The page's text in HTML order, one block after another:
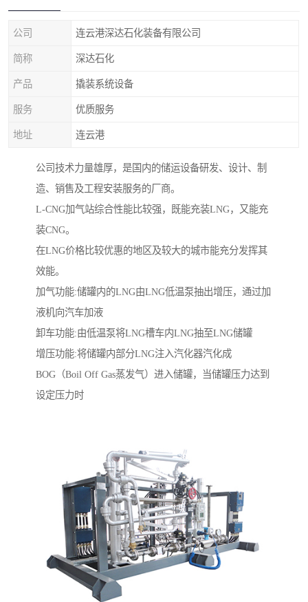
公司 连云港深达石化装备有限公司
简称 深达石化
产品 撬装系统设备
服务 优质服务
地址 连云港
公司技术力量雄厚，是国内的储运设备研发、设计、制
造、销售及工程安装服务的厂商。
L-CNG加气站综合性能比较强，既能充装LNG，又能充
装CNG。
在LNG价格比较优惠的地区及较大的城市能充分发挥其
效能。
加气功能:储罐内的LNG由LNG低温泵抽出增压，通过加
液机向汽车加液
卸车功能:由低温泵将LNG槽车内LNG抽至LNG储罐
增压功能:将储罐内部分LNG注入汽化器汽化成
BOG（Boil Off Gas蒸发气）进入储罐，当储罐压力达到
设定压力时